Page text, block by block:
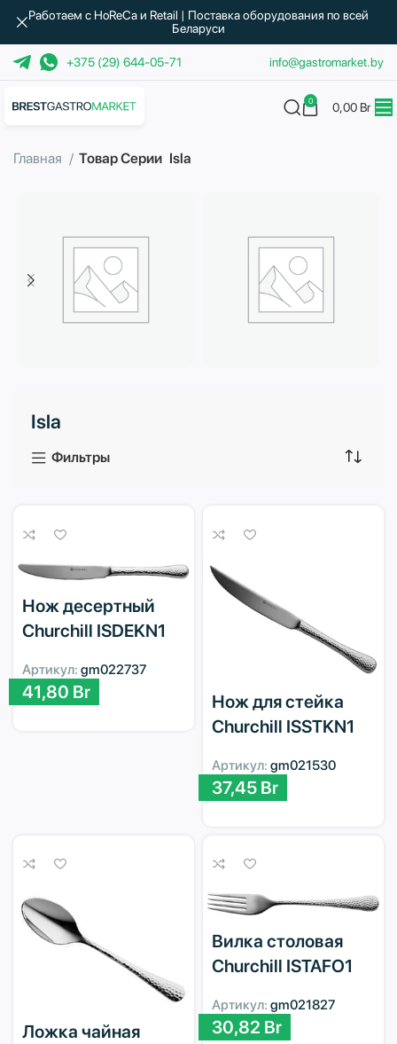
+375 (29) 644-05-71 info@gastromarket.by
0 0,00 Br
Главная Товар Серии Isla
3 продукта
Isla
Фильтры
Нож десертный
Churchill ISDEKN1
Артикул: gm022737
41,80 Br
Нож для стейка
Churchill ISSTKN1
Артикул: gm021530
37,45 Br
Ложка чайная
Вилка столовая
Churchill ISTAFO1
Артикул: gm021827
30,82 Br
Работаем с HoReCa и Retail | Поставка оборудования по всей
Беларуси